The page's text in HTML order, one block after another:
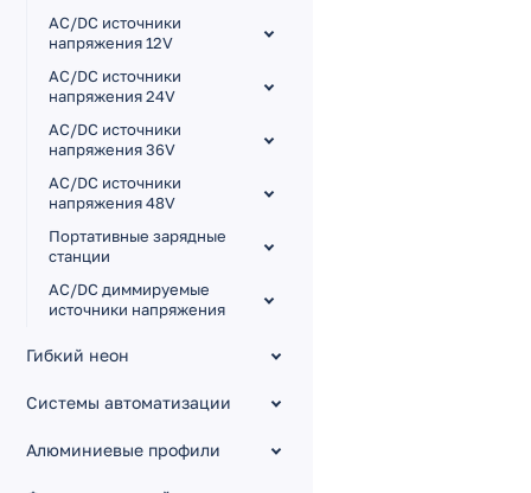
AC/DC источники
напряжения 12V
AC/DC источники
напряжения 24V
AC/DC источники
напряжения 36V
AC/DC источники
напряжения 48V
Портативные зарядные
станции
AC/DC диммируемые
источники напряжения
источники напряжения
AC/DC источники тока
Гибкий неон
Системы автоматизации
Алюминиевые профили